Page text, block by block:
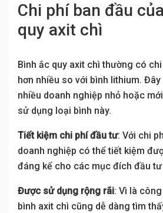
Chi phí ban đầu
quy axit chì
Bình ắc quy axit chì thường có
hơn nhiều so với bình lithium.
nhiều doanh nghiệp nhỏ hoặc
sử dụng loại bình này.
Tiết kiệm chi phí đầu tư: Với chi
doanh nghiệp có thể tiết kiệm
đáng kể cho các mục đích đầu tư
Được sử dụng rộng rãi: Vì là
bình axit chì cũng dễ dàng tìm